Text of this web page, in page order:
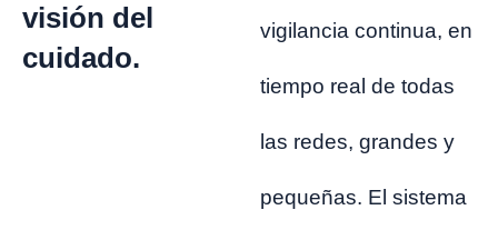
visión del
cuidado.
vigilancia continua, en
tiempo real de todas
las redes, grandes y
pequeñas. El sistema